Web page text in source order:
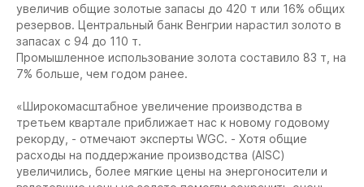
увеличив общие золотые запасы до 420 т или 16% общих
резервов. Центральный банк Венгрии нарастил золото в
запасах с 94 до 110 т.
Промышленное использование золота составило 83 т, на
7% больше, чем годом ранее.
«Широкомасштабное увеличение производства в
третьем квартале приближает нас к новому годовому
рекорду, - отмечают эксперты WGC. - Хотя общие
расходы на поддержание производства (AISC)
увеличились, более мягкие цены на энергоносители и